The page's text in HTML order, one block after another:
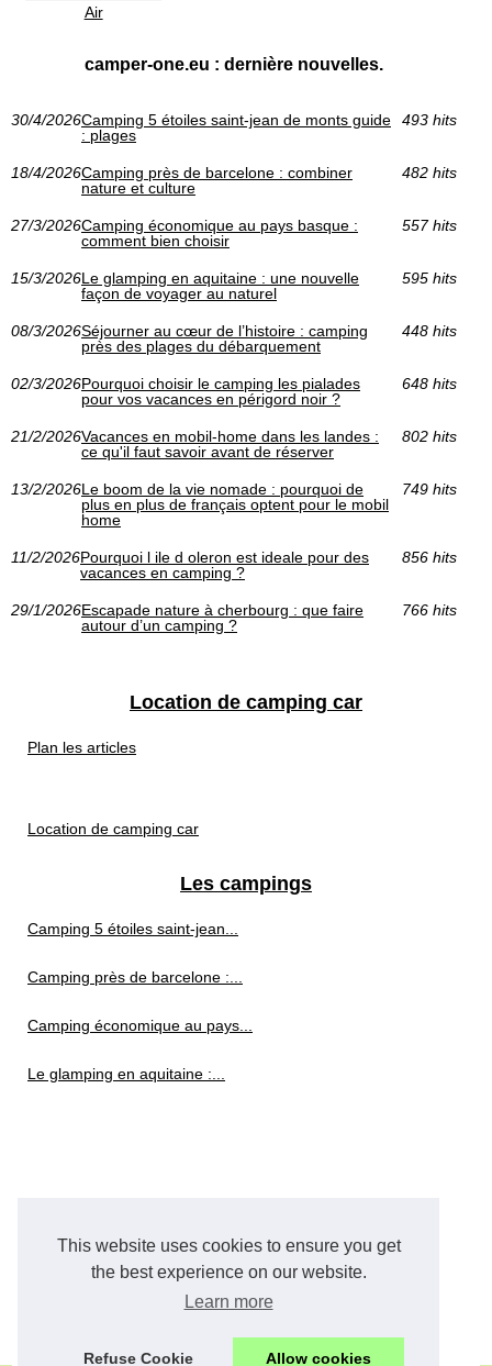
This website uses cookies to ensure you get
the best experience on our website.
Learn more
Refuse Cookie Allow cookies
Air
camper-one.eu : dernière nouvelles.
30/4/2026Camping 5 étoiles saint-jean de monts guide
: plages
493 hits
18/4/2026Camping près de barcelone : combiner
nature et culture
482 hits
27/3/2026Camping économique au pays basque :
comment bien choisir
557 hits
15/3/2026Le glamping en aquitaine : une nouvelle
façon de voyager au naturel
595 hits
08/3/2026Séjourner au cœur de l’histoire : camping
près des plages du débarquement
448 hits
02/3/2026Pourquoi choisir le camping les pialades
pour vos vacances en périgord noir ?
648 hits
21/2/2026Vacances en mobil-home dans les landes :
ce qu'il faut savoir avant de réserver
802 hits
13/2/2026Le boom de la vie nomade : pourquoi de
plus en plus de français optent pour le mobil
home
749 hits
11/2/2026Pourquoi l ile d oleron est ideale pour des
vacances en camping ?
856 hits
29/1/2026Escapade nature à cherbourg : que faire
autour d’un camping ?
766 hits
Location de camping car
Plan les articles
Location de camping car
Les campings
Camping 5 étoiles saint-jean...
Camping près de barcelone :...
Camping économique au pays...
Le glamping en aquitaine :...